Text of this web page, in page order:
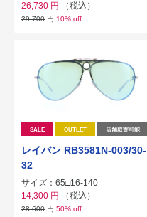
26,730 円 （税込）
29,700 円 10% off
SALE OUTLET 店舗取寄可能
レイバン RB3581N-003/30-
32
サイズ：65□16-140
14,300 円 （税込）
28,600 円 50% off